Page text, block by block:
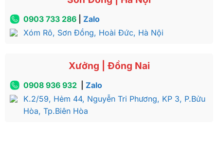
0903 733 286| Zalo
Xóm Rô, Sơn Đồng, Hoài Đức, Hà Nội
Xưởng | Đồng Nai
0908 936 932
Zalo
K.2/59, Hẻm 44, Nguyễn Tri Phương, KP 3, P.Bửu
Hòa, Tp.Biên Hòa